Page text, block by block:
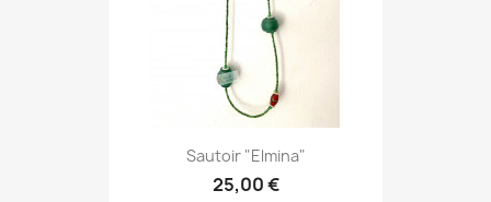
Sautoir "Elmina"
25,00 €